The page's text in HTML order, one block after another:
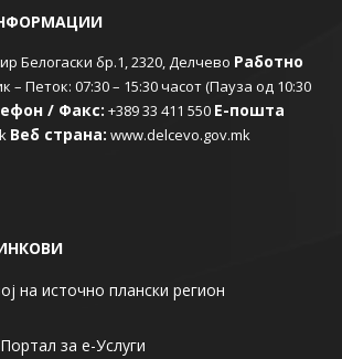
Белогаски бр.1, 2320, Делчево Работно
– Петок: 07:30 – 15:30 часот (Пауза од 10:30
/ Факс: +389 33 411 550 Е-пошта
Веб страна: www.delcevo.gov.mk
на источно плански регион
за е-Услуги